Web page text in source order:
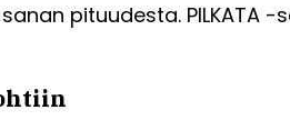
pituudesta.